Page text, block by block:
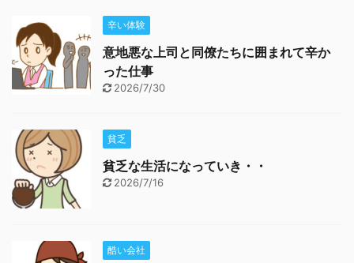
辛い体験
意地悪な上司と同僚たちに囲まれて辛か
った仕事
2026/7/30
貧乏
貧乏な生活になっていき・・
2026/7/16
酷い会社